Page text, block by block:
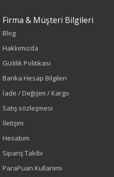
Siyah
İlkbahar-Yaz
Yetişkin
Büyük Beden
Firma & Müşteri Bilgileri
Blog
Hakkımızda
Gizlilik Politikası
Banka Hesap Bilgileri
İade / Değişim / Kargo
Satış sözleşmesi
İletişim
Hesabım
Sipariş Takibi
ParaPuan Kullanımı